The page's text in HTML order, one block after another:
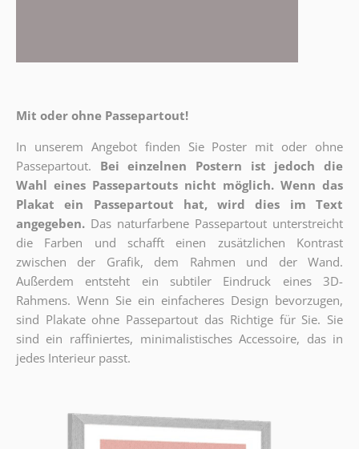
Mit oder ohne Passepartout!
In unserem Angebot finden Sie Poster mit oder ohne
Passepartout.
Bei einzelnen Postern ist jedoch die
Wahl eines Passepartouts nicht möglich. Wenn das
Plakat ein Passepartout hat, wird dies im Text
angegeben. Das naturfarbene Passepartout unterstreicht
die Farben und schafft einen zusätzlichen Kontrast
zwischen der Grafik, dem Rahmen und der Wand.
Außerdem entsteht ein subtiler Eindruck eines 3D-
Rahmens. Wenn Sie ein einfacheres Design bevorzugen,
sind Plakate ohne Passepartout das Richtige für Sie. Sie
sind ein raffiniertes, minimalistisches Accessoire, das in
jedes Interieur passt.